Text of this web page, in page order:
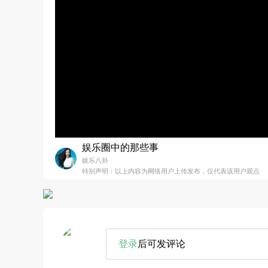
娱乐圈中的那些事
娱乐八卦
特别声明：以上内容为网络用户上传发布，仅代表该用户观点
登录后可发评论